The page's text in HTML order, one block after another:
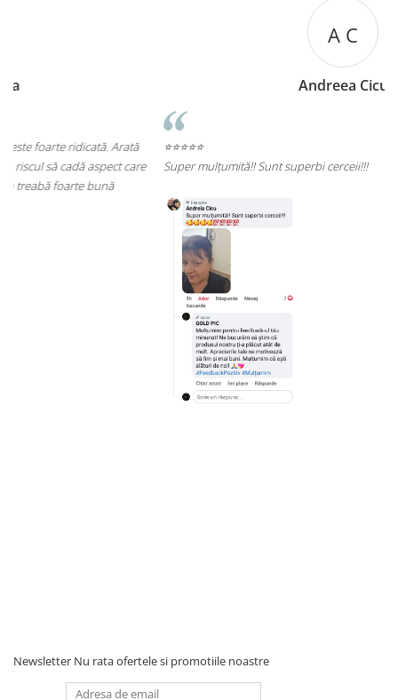
⭐⭐⭐⭐⭐
Super mulțumită!! Sunt superbi cerceii!!!
Newsletter Nu rata ofertele si promotiile noastre